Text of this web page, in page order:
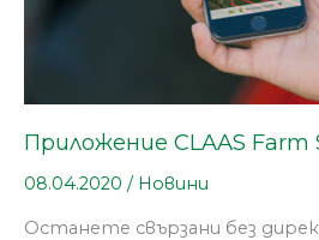
Приложение CLAAS Farm
08.04.2020 / Новини
Oстанете свързани без